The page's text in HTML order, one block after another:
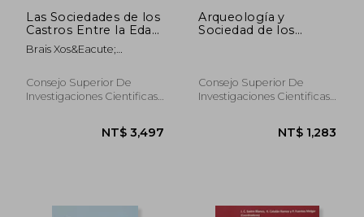
Las Sociedades de los
Castros Entre la Edad
del Hierro y la
Dominación de
Paisaje del Baixo
Miño: 35 (Bibliotheca
Brais Xos&Eacute;
Consejo Superior De
Investigaciones Cientificas,
Arqueología y
Sociedad de los
la Materialidad del
Paisaje (in Spanish)
Consejo Superior De
Investigaciones Cientificas,